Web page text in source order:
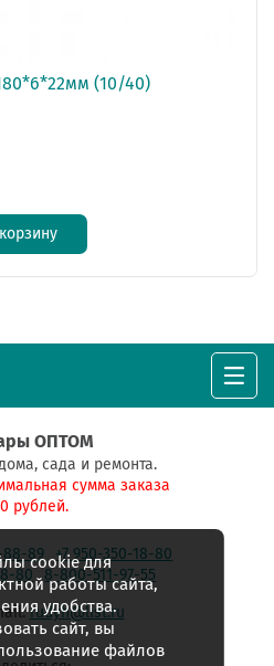
(10/40)
ОПТОМ
сада и ремонта.
сумма заказа
рублей.
88-89
+7 950-350-18-80
80
8-800-511-97-55
rudyh@list.ru
cookie для
работы сайта,
удобства.
сайт, вы
файлов